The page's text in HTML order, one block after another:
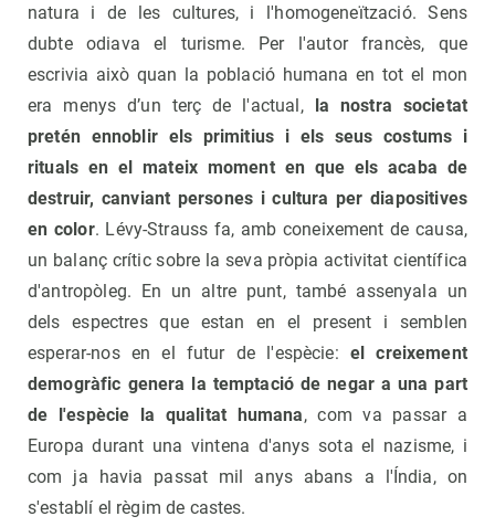
natura i de les cultures, i l'homogeneïtzació. Sens
dubte odiava el turisme. Per l'autor francès, que
escrivia això quan la població humana en tot el mon
era menys d’un terç de l'actual, la nostra societat
pretén ennoblir els primitius i els seus costums i
rituals en el mateix moment en que els acaba de
destruir, canviant persones i cultura per diapositives
en color. Lévy-Strauss fa, amb coneixement de causa,
un balanç crític sobre la seva pròpia activitat científica
d'antropòleg. En un altre punt, també assenyala un
dels espectres que estan en el present i semblen
esperar-nos en el futur de l'espècie: el creixement
demogràfic genera la temptació de negar a una part
de l'espècie la qualitat humana, com va passar a
Europa durant una vintena d'anys sota el nazisme, i
com ja havia passat mil anys abans a l'Índia, on
s'establí el règim de castes.